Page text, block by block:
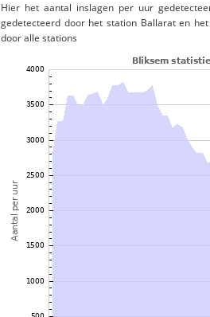
Hier het aantal inslagen per uur
gedetecteerd door het station Ballarat en
door alle stations